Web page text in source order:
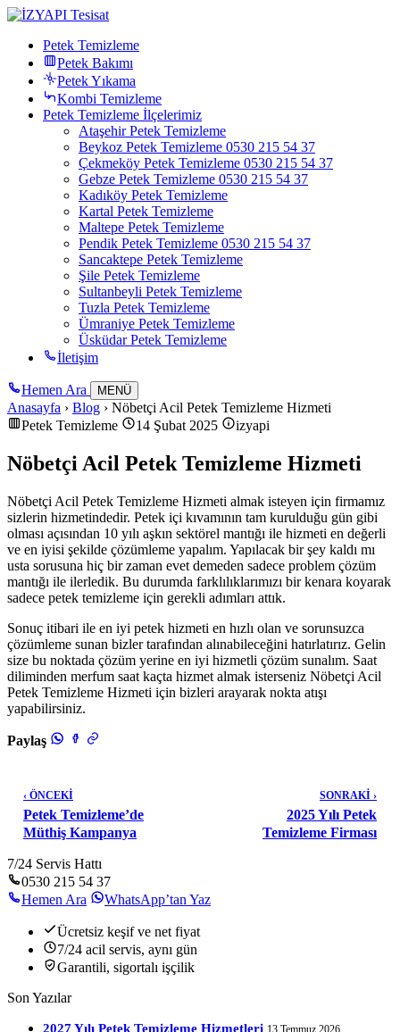
Petek Temizleme
Petek Bakımı
Petek Yıkama
Kombi Temizleme
Petek Temizleme İlçelerimiz
Ataşehir Petek Temizleme
Beykoz Petek Temizleme 0530 215 54 37
Çekmeköy Petek Temizleme 0530 215 54 37
Gebze Petek Temizleme 0530 215 54 37
Kadıköy Petek Temizleme
Kartal Petek Temizleme
Maltepe Petek Temizleme
Pendik Petek Temizleme 0530 215 54 37
Sancaktepe Petek Temizleme
Şile Petek Temizleme
Sultanbeyli Petek Temizleme
Tuzla Petek Temizleme
Ümraniye Petek Temizleme
Üsküdar Petek Temizleme
İletişim
Hemen Ara MENÜ
Anasayfa › Blog › Nöbetçi Acil Petek Temizleme Hizmeti
Petek Temizleme
14 Şubat 2025 izyapi
Nöbetçi Acil Petek Temizleme Hizmeti
Nöbetçi Acil Petek Temizleme Hizmeti almak isteyen için firmamız
sizlerin hizmetindedir. Petek içi kıvamının tam kurulduğu gün gibi
olması açısından 10 yılı aşkın sektörel mantığı ile hizmeti en değerli
ve en iyisi şekilde çözümleme yapalım. Yapılacak bir şey kaldı mı
usta sorusuna hiç bir zaman evet demeden sadece problem çözüm
mantığı ile ilerledik. Bu durumda farklılıklarımızı bir kenara koyarak
sadece petek temizleme için gerekli adımları attık.
Sonuç itibari ile en iyi petek hizmeti en hızlı olan ve sorunsuzca
çözümleme sunan bizler tarafından alınabileceğini hatırlatırız. Gelin
size bu noktada çözüm yerine en iyi hizmetli çözüm sunalım. Saat
diliminden merfum saat kaçta hizmet almak isterseniz Nöbetçi Acil
Petek Temizleme Hizmeti için bizleri arayarak nokta atışı
yapabilirsiniz.
Paylaş
‹ ÖNCEKİ
Petek Temizleme’de
Müthiş Kampanya
SONRAKİ ›
2025 Yılı Petek
Temizleme Firması
7/24 Servis Hattı
0530 215 54 37
Hemen Ara
WhatsApp’tan Yaz
Ücretsiz keşif ve net fiyat
7/24 acil servis, aynı gün
Garantili, sigortalı işçilik
Son Yazılar
2027 Yılı Petek Temizleme Hizmetleri 13 Temmuz 2026